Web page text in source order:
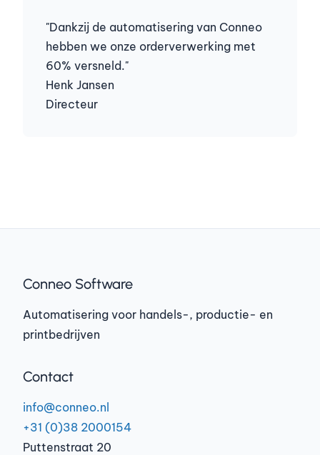
"Dankzij de automatisering van Conneo
hebben we onze orderverwerking met
60% versneld."
Henk Jansen
Directeur
Conneo Software
Automatisering voor handels-, productie- en
printbedrijven
Contact
info@conneo.nl
+31 (0)38 2000154
Puttenstraat 20